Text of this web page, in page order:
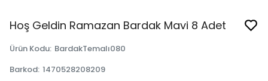
Hoş Geldin Ramazan Bardak Mavi 8 Adet
Ürün Kodu: BardakTemalı080
Barkod: 1470528208209